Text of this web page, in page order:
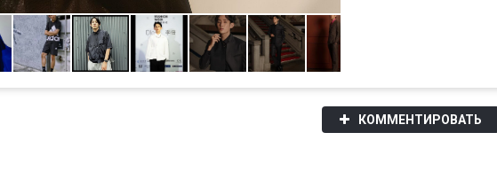
КОММЕНТИРОВАТЬ